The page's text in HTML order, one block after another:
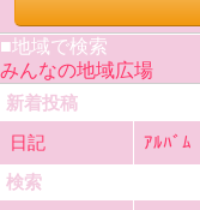
■地域で検索
みんなの地域広場
新着投稿
日記
ｱﾙﾊﾞﾑ
検索